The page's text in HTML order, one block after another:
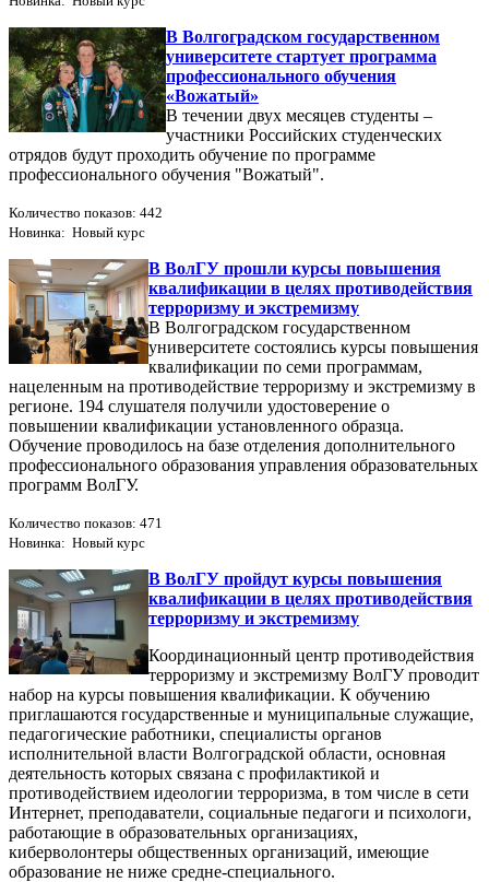
В Волгоградском государственном
университете стартует программа
профессионального обучения
«Вожатый»
В течении двух месяцев студенты –
участники Российских студенческих
отрядов будут проходить обучение по программе
профессионального обучения "Вожатый".
Количество показов: 442
Новинка: Новый курс
В ВолГУ прошли курсы повышения
квалификации в целях противодействия
терроризму и экстремизму
В Волгоградском государственном
университете состоялись курсы повышения
квалификации по семи программам,
нацеленным на противодействие терроризму и экстремизму в
регионе. 194 слушателя получили удостоверение о
повышении квалификации установленного образца.
Обучение проводилось на базе отделения дополнительного
профессионального образования управления образовательных
программ ВолГУ.
Количество показов: 471
Новинка: Новый курс
В ВолГУ пройдут курсы повышения
квалификации в целях противодействия
терроризму и экстремизму
Координационный центр противодействия
терроризму и экстремизму ВолГУ проводит
набор на курсы повышения квалификации. К обучению
приглашаются государственные и муниципальные служащие,
педагогические работники, специалисты органов
исполнительной власти Волгоградской области, основная
деятельность которых связана с профилактикой и
противодействием идеологии терроризма, в том числе в сети
Интернет, преподаватели, социальные педагоги и психологи,
работающие в образовательных организациях,
киберволонтеры общественных организаций, имеющие
образование не ниже средне-специального.